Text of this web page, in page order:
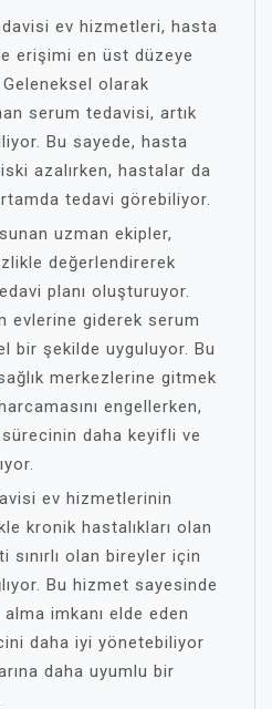
ev hizmetleri, hasta
erişimi en üst düzeye
olarak
serum tedavisi, artık
Bu sayede, hasta
azalırken, hastalar da
tedavi görebiliyor.
uzman ekipler,
değerlendirerek
planı oluşturuyor.
evlerine giderek serum
bir şekilde uyguluyor. Bu
merkezlerine gitmek
engellerken,
daha keyifli ve
ev hizmetlerinin
kronik hastalıkları olan
olan bireyler için
Bu hizmet sayesinde
imkanı elde eden
daha iyi yönetebiliyor
daha uyumlu bir